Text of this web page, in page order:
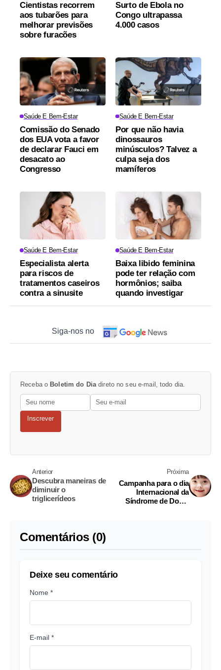
Cientistas recorrem
aos tubarões para
melhorar previsões
sobre furacões
Surto de Ebola no
Congo ultrapassa
4.000 casos
Saúde E Bem-Estar
Comissão do Senado
dos EUA vota a favor
de declarar Fauci em
desacato ao
Congresso
Saúde E Bem-Estar
Por que não havia
dinossauros
minúsculos? Talvez a
culpa seja dos
mamíferos
Saúde E Bem-Estar
Especialista alerta
para riscos de
tratamentos caseiros
contra a sinusite
Saúde E Bem-Estar
Baixa libido feminina
pode ter relação com
hormônios; saiba
quando investigar
Siga-nos no
Receba o Boletim do Diadireto no seu e-mail, todo dia.
Inscrever
Anterior
Descubra maneiras de
diminuir o
triglicerídeos
Próxima
Campanha para o dia
Internacional da
Síndrome de Down
Comentários (0)
Deixe seu comentário
Nome *
E-mail *